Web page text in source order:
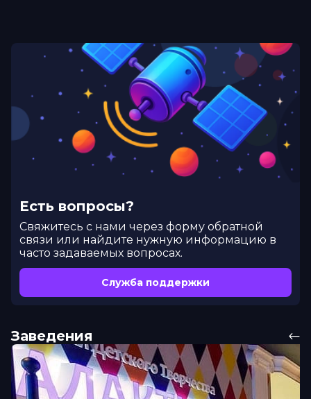
Есть вопросы?
Cвяжитесь с нами через форму обратной
связи или найдите нужную информацию в
часто задаваемых вопросах.
Служба поддержки
Заведения